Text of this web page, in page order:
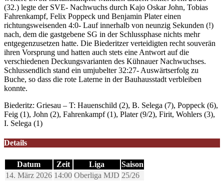
(32.) legte der SVE- Nachwuchs durch Kajo Oskar John, Tobias
Fahrenkampf, Felix Poppeck und Benjamin Plater einen
richtungsweisenden 4:0- Lauf innerhalb von neunzig Sekunden (!)
nach, dem die gastgebene SG in der Schlussphase nichts mehr
entgegenzusetzen hatte. Die Biederitzer verteidigten recht souverän
ihren Vorsprung und hatten auch stets eine Antwort auf die
verschiedenen Deckungsvarianten des Kühnauer Nachwuchses.
Schlussendlich stand ein umjubelter 32:27- Auswärtserfolg zu
Buche, so dass die rote Laterne in der Bauhausstadt verbleiben
konnte.
Biederitz: Griesau – T: Hauenschild (2), B. Selega (7), Poppeck (6),
Feig (1), John (2), Fahrenkampf (1), Plater (9/2), Firit, Wohlers (3),
I. Selega (1)
Details
Datum Zeit Liga
Saison
14. März 2026 14:00 Oberliga MJD 25/26